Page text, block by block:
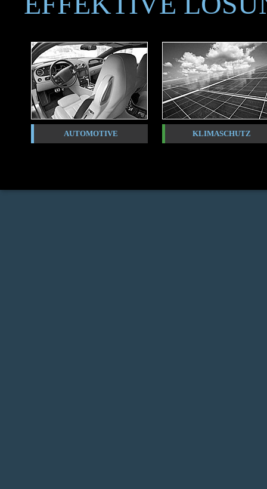
AUTOMOTIVE KLIMASCHUTZ